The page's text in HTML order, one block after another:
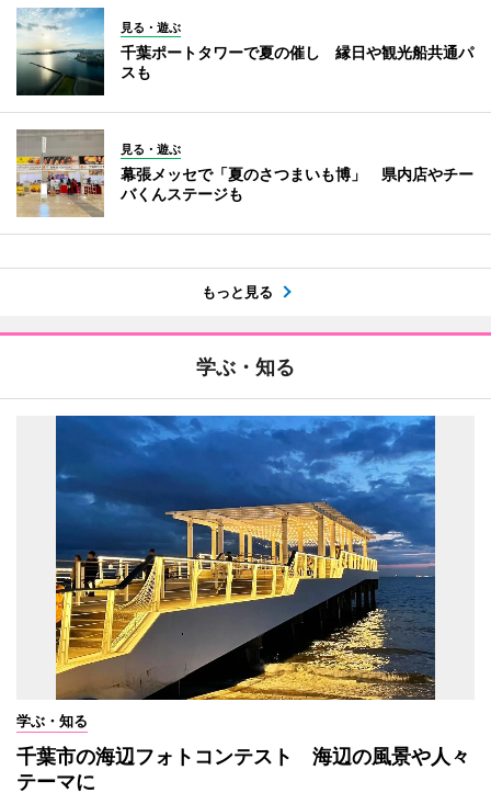
見る・遊ぶ
千葉ポートタワーで夏の催し 縁日や観光船共通パ
スも
見る・遊ぶ
幕張メッセで「夏のさつまいも博」 県内店やチー
バくんステージも
もっと見る
学ぶ・知る
学ぶ・知る
千葉市の海辺フォトコンテスト 海辺の風景や人々
テーマに